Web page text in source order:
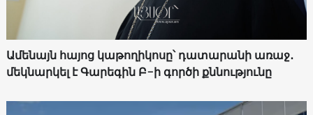
Ամենայն հայոց կաթողիկոսը՝ դատարանի առաջ․
մեկնարկել է Գարեգին Բ-ի գործի քննությունը